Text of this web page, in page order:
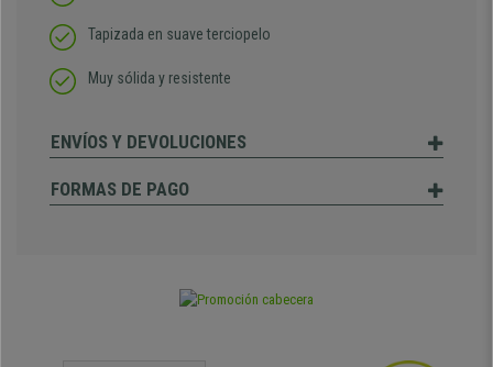
Tapizada en suave terciopelo
Muy sólida y resistente
ENVÍOS Y DEVOLUCIONES
FORMAS DE PAGO